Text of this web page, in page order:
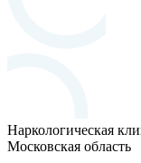
Наркологическая
Московская область